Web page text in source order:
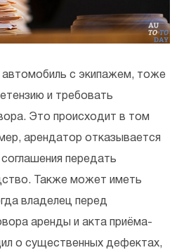
с экипажем, тоже
и требовать
Это происходит в том
арендатор отказывается
передать
Также может иметь
владелец перед
аренды и акта приёма-
о существенных дефектах,